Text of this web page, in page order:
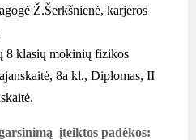
Ž.Šerkšnienė, karjeros
8 klasių mokinių fizikos
8a kl., Diplomas, II
įteiktos padėkos: